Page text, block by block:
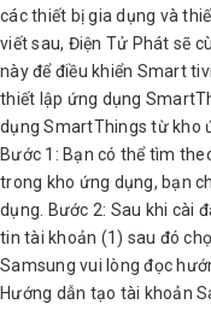
các thiết bị gia dụng và
viết sau, Điện Tử Phát sẽ
này để điều khiển Smart
thiết lập ứng dụng
dụng SmartThings từ kho
Bước 1: Bạn có thể tìm
trong kho ứng dụng, bạn
dụng. Bước 2: Sau khi cài
tin tài khoản (1) sau đó
Samsung vui lòng đọc
Hướng dẫn tạo tài khoản